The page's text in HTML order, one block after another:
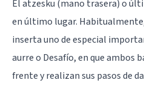
El atzesku (mano trasera) o
en último lugar.
inserta uno de especial
aurre o Desafío, en que ambos
frente y realizan sus pasos de